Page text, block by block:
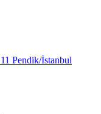
Pendik/İstanbul